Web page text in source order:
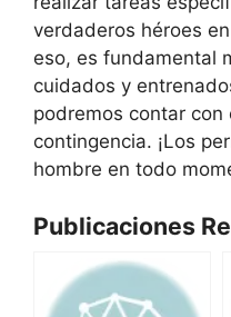
verdaderos héroes
eso, es fundamental
cuidados y
podremos contar
contingencia. ¡Los
hombre en todo
Publicaciones